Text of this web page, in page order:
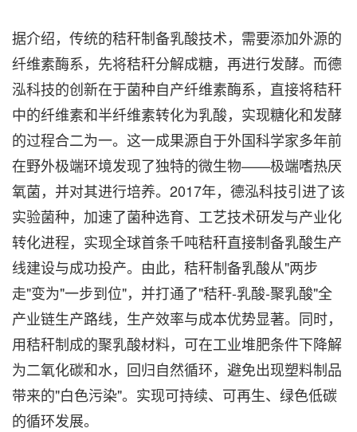
据介绍，传统的秸秆制备乳酸技术，需要添加外源的
纤维素酶系，先将秸秆分解成糖，再进行发酵。而德
泓科技的创新在于菌种自产纤维素酶系，直接将秸秆
中的纤维素和半纤维素转化为乳酸，实现糖化和发酵
的过程合二为一。这一成果源自于外国科学家多年前
在野外极端环境发现了独特的微生物——极端嗜热厌
氧菌，并对其进行培养。2017年，德泓科技引进了该
实验菌种，加速了菌种选育、工艺技术研发与产业化
转化进程，实现全球首条千吨秸秆直接制备乳酸生产
线建设与成功投产。由此，秸秆制备乳酸从"两步
走"变为"一步到位"，并打通了"秸秆-乳酸-聚乳酸"全
产业链生产路线，生产效率与成本优势显著。同时，
用秸秆制成的聚乳酸材料，可在工业堆肥条件下降解
为二氧化碳和水，回归自然循环，避免出现塑料制品
带来的"白色污染"。实现可持续、可再生、绿色低碳
的循环发展。